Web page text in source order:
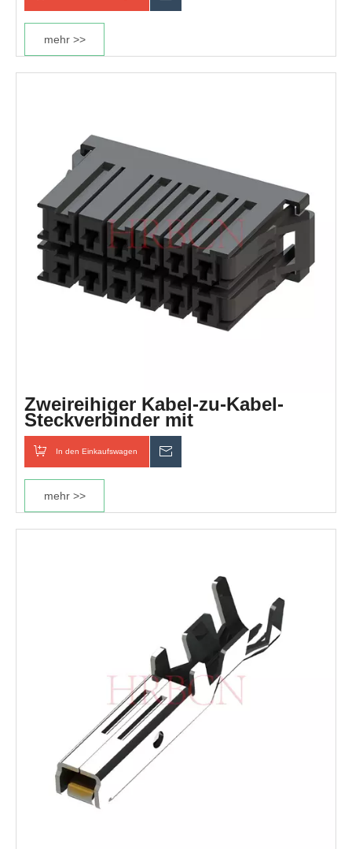
mehr >>
Zweireihiger Kabel-zu-Kabel-
Steckverbinder mit
Schalttafelmontage im Rastermaß
5,08 mm
In den Einkaufswagen
mehr >>